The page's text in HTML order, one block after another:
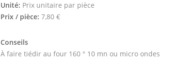
Unité: Prix unitaire par pièce
Prix / pièce: 7,80 €
Conseils
À faire tiédir au four 160 ° 10 mn ou micro ondes